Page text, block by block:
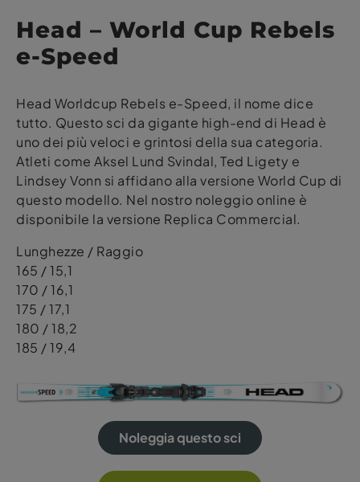
Head – World Cup Rebels
e-Speed
Head Worldcup Rebels e-Speed, il nome dice
tutto. Questo sci da gigante high-end di Head è
uno dei più veloci e grintosi della sua categoria.
Atleti come Aksel Lund Svindal, Ted Ligety e
Lindsey Vonn si affidano alla versione World Cup di
questo modello. Nel nostro noleggio online è
disponibile la versione Replica Commercial.
Lunghezze / Raggio
165 / 15,1
170 / 16,1
175 / 17,1
180 / 18,2
185 / 19,4
Noleggia questo sci